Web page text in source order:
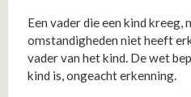
Een vader die een kind kreeg,
omstandigheden niet heeft
vader van het kind. De wet
kind is, ongeacht erkenning.